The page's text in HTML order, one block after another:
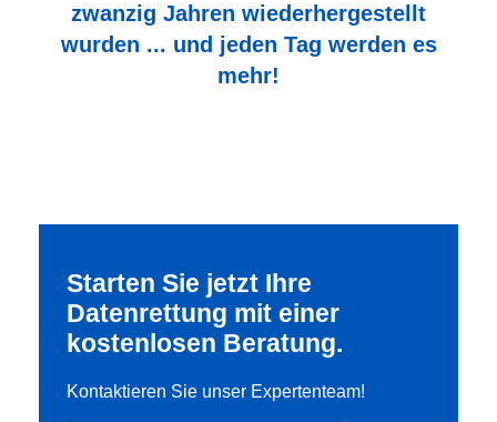
zwanzig Jahren wiederhergestellt
wurden ... und jeden Tag werden es
mehr!
Starten Sie jetzt Ihre
Datenrettung mit einer
kostenlosen Beratung.
Kontaktieren Sie unser Expertenteam!